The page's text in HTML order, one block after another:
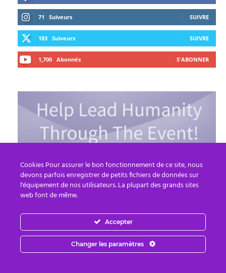
71 Suiveurs SUIVRE
183 Suiveurs SUIVRE
1,700 Abonnés S'ABONNER
Cookies Pour assurer le bon fonctionnement de ce site, nous
devons parfois enregistrer de petits fichiers de données sur
l'équipement de nos utilisateurs. La plupart des grands sites
web font de même.
Accepter
Changer les paramètres